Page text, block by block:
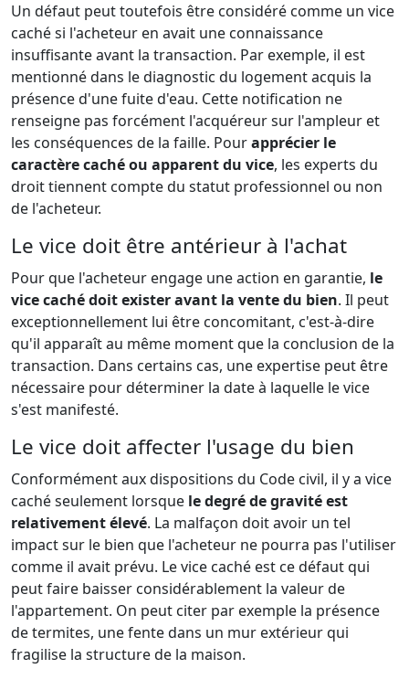
Un défaut peut toutefois être considéré comme un vice
caché si l'acheteur en avait une connaissance
insuffisante avant la transaction. Par exemple, il est
mentionné dans le diagnostic du logement acquis la
présence d'une fuite d'eau. Cette notification ne
renseigne pas forcément l'acquéreur sur l'ampleur et
les conséquences de la faille. Pourapprécier le
caractère caché ou apparent du vice, les experts du
droit tiennent compte du statut professionnel ou non
de l'acheteur.
Le vice doit être antérieur à l'achat
Pour que l'acheteur engage une action en garantie, le
vice caché doit exister avant la vente du bien. Il peut
exceptionnellement lui être concomitant, c'est-à-dire
qu'il apparaît au même moment que la conclusion de la
transaction. Dans certains cas, une expertise peut être
nécessaire pour déterminer la date à laquelle le vice
s'est manifesté.
Le vice doit affecter l'usage du bien
Conformément aux dispositions du Code civil, il y a vice
caché seulement lorsque le degré de gravité est
relativement élevé. La malfaçon doit avoir un tel
impact sur le bien que l'acheteur ne pourra pas l'utiliser
comme il avait prévu. Le vice caché est ce défaut qui
peut faire baisser considérablement la valeur de
l'appartement. On peut citer par exemple la présence
de termites, une fente dans un mur extérieur qui
fragilise la structure de la maison.